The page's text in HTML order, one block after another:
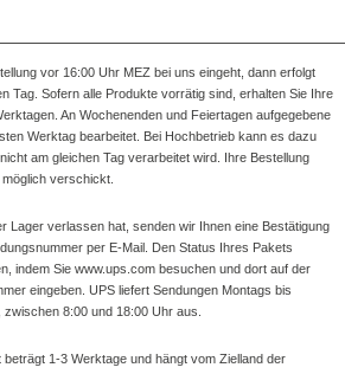
vor 16:00 Uhr MEZ bei uns eingeht, dann erfolgt
Tag. Sofern alle Produkte vorrätig sind, erhalten Sie Ihre
An Wochenenden und Feiertagen aufgegebene
Werktag bearbeitet. Bei Hochbetrieb kann es dazu
am gleichen Tag verarbeitet wird. Ihre Bestellung
verschickt.
Lager verlassen hat, senden wir Ihnen eine Bestätigung
per E-Mail. Den Status Ihres Pakets
indem Sie www.ups.com besuchen und dort auf der
eingeben. UPS liefert Sendungen Montags bis
8:00 und 18:00 Uhr aus.
1-3 Werktage und hängt vom Zielland der